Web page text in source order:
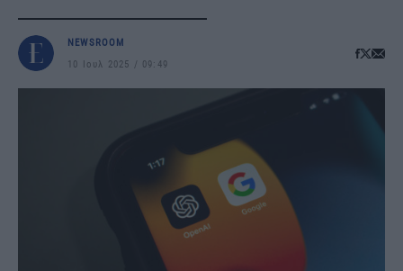
NEWSROOM
10 Ιουλ 2025
09:49